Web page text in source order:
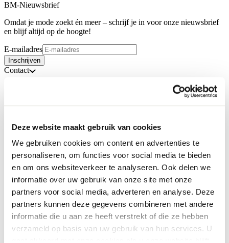
Deze website maakt gebruik van cookies
We gebruiken cookies om content en advertenties te
personaliseren, om functies voor social media te bieden
en om ons websiteverkeer te analyseren. Ook delen we
informatie over uw gebruik van onze site met onze
partners voor social media, adverteren en analyse. Deze
partners kunnen deze gegevens combineren met andere
informatie die u aan ze heeft verstrekt of die ze hebben
verzameld op basis van uw gebruik van hun services. U
BM-Nieuwsbrief
Omdat je mode zoekt én meer – schrijf je in voor onze nieuwsbrief
en blijf altijd op de hoogte!
E-mailadres
Inschrijven
Contact